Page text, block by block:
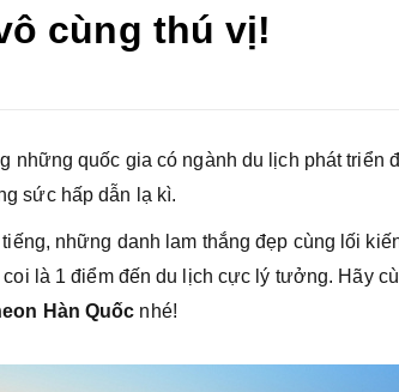
cùng thú vị!
những quốc gia có ngành du lịch phát triển
sức hấp dẫn lạ kì.
những danh lam thắng đẹp cùng lối
là 1 điểm đến du lịch cực lý tưởng. Hãy
Hàn Quốc nhé!